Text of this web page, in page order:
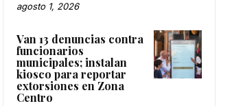
agosto 1, 2026
Van 13 denuncias contra
funcionarios
municipales; instalan
kiosco para reportar
extorsiones en Zona
Centro